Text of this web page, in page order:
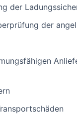
der
der